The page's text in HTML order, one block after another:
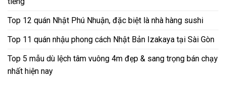
Top 12 quán Nhật Phú Nhuận, đặc biệt là nhà hàng sushi
Top 11 quán nhậu phong cách Nhật Bản Izakaya tại Sài Gòn
Top 5 mẫu dù lệch tâm vuông 4m đẹp & sang trọng bán chạy
nhất hiện nay